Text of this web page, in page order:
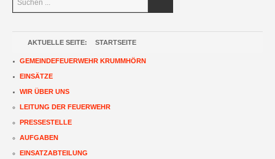
AKTUELLE SEITE: STARTSEITE
GEMEINDEFEUERWEHR KRUMMHÖRN
EINSÄTZE
WIR ÜBER UNS
LEITUNG DER FEUERWEHR
PRESSESTELLE
AUFGABEN
EINSATZABTEILUNG